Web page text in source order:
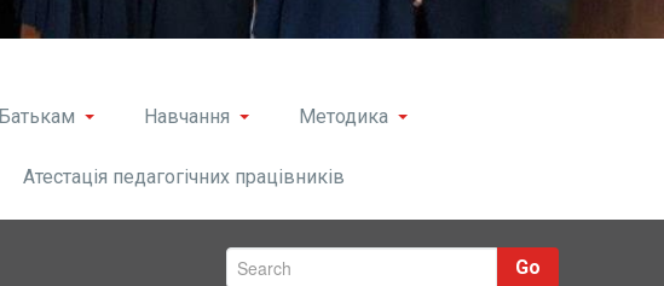
Батькам Навчання Методика
Атестація педагогічних працівників
Go